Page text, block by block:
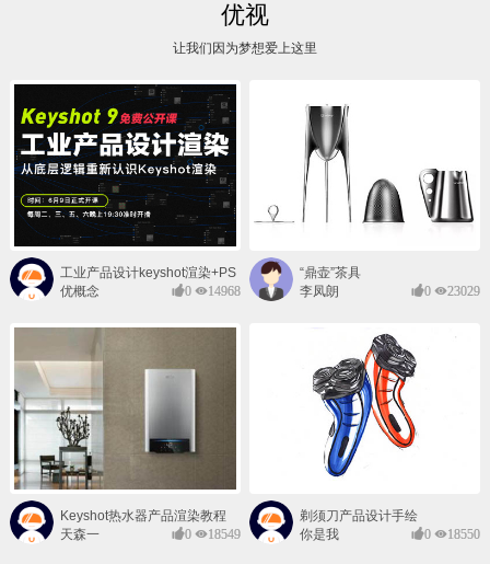
优视
让我们因为梦想爱上这里
工业产品设计keyshot渲染+PS
后期班
优概念 0 14968
“鼎壶”茶具
李凤朗
0 23029
Keyshot热水器产品渲染教程
天森一
0 18549
剃须刀产品设计手绘
你是我
0 18550